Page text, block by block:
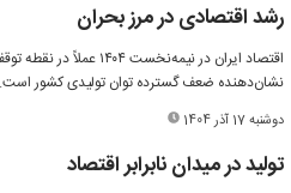
رشد اقتصادی در مرز بحران
نشان‌دهنده ضعف گسترده توان تولیدی کشور است.
دوشنبه 17 آذر 1404
تولید در میدان نابرابر اقتصاد